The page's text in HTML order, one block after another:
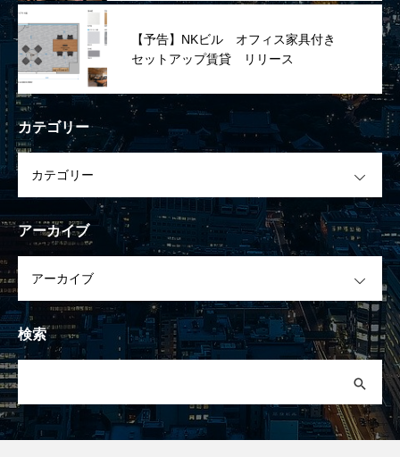
【予告】NKビル オフィス家具付き
セットアップ賃貸 リリース
カテゴリー
アーカイブ
検索